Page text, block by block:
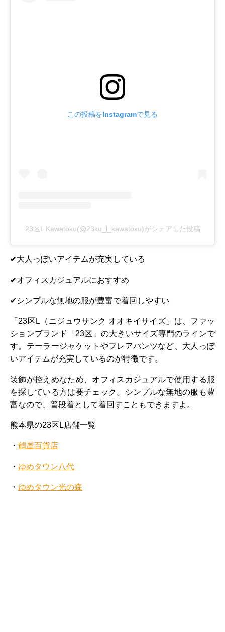
この投稿をInstagramで見る
23区L Kawatoku(@23ku_l_kawatoku)がシェアした投稿
✔大人っぽいアイテムが充実している
✔オフィスカジュアルにおすすめ
✔シンプルな無地の服が豊富で着回しやすい
「23区L（ニジュウサンク オオキイサイズ」は、ファッ
ションブランド「23区」の大きいサイズ専門のラインで
す。テーラージャケットやフレアパンツなど、大人っぽ
いアイテムが充実しているのが特徴です。
装飾が控えめなため、オフィスカジュアルで使用する服
を探している方は要チェック。シンプルな無地の服も豊
富なので、普段着として着回すこともできますよ。
熊本県の23区L店舗一覧
・ 鶴屋百貨店
・ ゆめタウン八代
・ ゆめタウン光の森